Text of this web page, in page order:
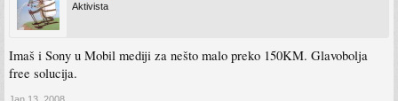
Aktivista
Imaš i Sony u Mobil mediji za nešto malo preko 150KM. Glavobolja
free solucija.